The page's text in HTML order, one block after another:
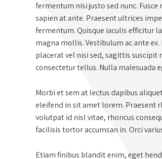
fermentum nisi justo sed nunc.
sapien at ante. Praesent ultrices
fermentum. Quisque iaculis efficitur
magna mollis. Vestibulum ac ante
placerat vel nisi sed, sagittis
consectetur tellus. Nulla malesuada
Morbi et sem at lectus dapibus
eleifend in sit amet lorem. Praesent
volutpat id nisl vitae, rhoncus
facilisis tortor accumsan in. Orci
Etiam finibus blandit enim, eget